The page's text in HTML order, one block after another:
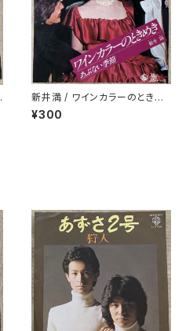
新井満 / ワインカラーのときめ
き
¥300